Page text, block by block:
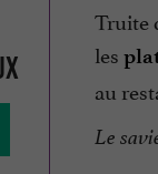
Truite
les
au
Le